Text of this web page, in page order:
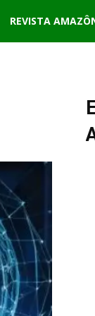
REVISTA